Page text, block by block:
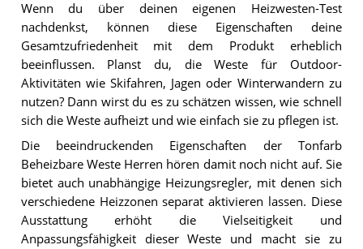
Wenn du über deinen eigenen Heizwesten-Test
nachdenkst, können diese Eigenschaften deine
Gesamtzufriedenheit mit dem Produkt erheblich
beeinflussen. Planst du, die Weste für Outdoor-
Aktivitäten wie Skifahren, Jagen oder Winterwandern zu
nutzen? Dann wirst du es zu schätzen wissen, wie schnell
sich die Weste aufheizt und wie einfach sie zu pflegen ist.
Die beeindruckenden Eigenschaften der Tonfarb
Beheizbare Weste Herren hören damit noch nicht auf. Sie
bietet auch unabhängige Heizungsregler, mit denen sich
verschiedene Heizzonen separat aktivieren lassen. Diese
Ausstattung erhöht die Vielseitigkeit und
Anpassungsfähigkeit dieser Weste und macht sie zu